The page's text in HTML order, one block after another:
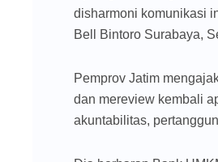
disharmoni komunikasi
Bell Bintoro Surabaya,
Pemprov Jatim
dan mereview kembali
akuntabilitas,